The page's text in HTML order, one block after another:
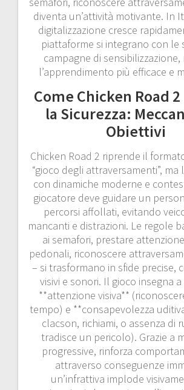
diventa un’attività motivante. In
digitalizzazione cresce
piattaforme si integrano con le
campagne di
l’apprendimento più efficace e
Come Chicken Road
la Sicurezza:
Obiettivi
Chicken Road 2 riprende il
“gioco degli attraversamenti”, ma
con dinamiche moderne e
giocatore deve guidare un
percorsi affollati, evitando
mancanti e distrazioni. Le regole
ai semafori, prestare
pedonali, riconoscere
– si trasformano in sfide precise,
visivi e sonori. Il gioco insegna
**attenzione visiva**
tempo) e **consapevolezza
clacson, richiami, o assenza di
tradisce un pericolo). Grazie a
progressive, rinforza
attraverso conseguenze
un’infrattiva implode